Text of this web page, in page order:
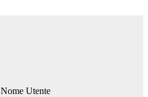
Nome Utente